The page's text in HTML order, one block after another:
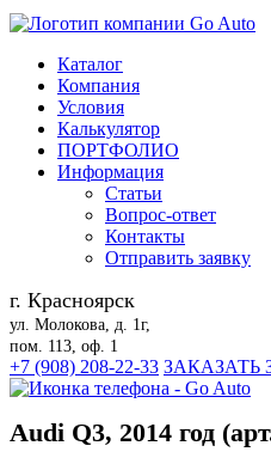
Каталог
Компания
Условия
Калькулятор
ПОРТФОЛИО
Информация
Статьи
Вопрос-ответ
Контакты
Отправить заявку
г. Красноярск
ул. Молокова, д. 1г,
пом. 113, оф. 1
+7 (908) 208-22-33 ЗАКАЗАТЬ
Audi Q3, 2014 год